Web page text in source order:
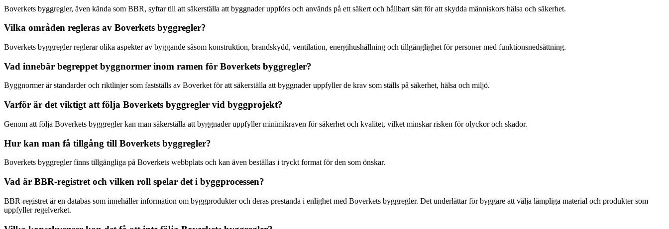
Boverkets byggregler, även kända som BBR, syftar till att säkerställa att byggnader uppförs och används på ett säkert och hållbart sätt för att skydda människors hälsa och säkerhet.
Vilka områden regleras av Boverkets byggregler?
Boverkets byggregler reglerar olika aspekter av byggande såsom konstruktion, brandskydd, ventilation, energihushållning och tillgänglighet för personer med funktionsnedsättning.
Vad innebär begreppet byggnormer inom ramen för Boverkets byggregler?
Byggnormer är standarder och riktlinjer som fastställs av Boverket för att säkerställa att byggnader uppfyller de krav som ställs på säkerhet, hälsa och miljö.
Varför är det viktigt att följa Boverkets byggregler vid byggprojekt?
Genom att följa Boverkets byggregler kan man säkerställa att byggnader uppfyller minimikraven för säkerhet och kvalitet, vilket minskar risken för olyckor och skador.
Hur kan man få tillgång till Boverkets byggregler?
Boverkets byggregler finns tillgängliga på Boverkets webbplats och kan även beställas i tryckt format för den som önskar.
Vad är BBR-registret och vilken roll spelar det i byggprocessen?
BBR-registret är en databas som innehåller information om byggprodukter och deras prestanda i enlighet med Boverkets byggregler. Det underlättar för byggare att välja lämpliga material och produkter som
uppfyller regelverket.